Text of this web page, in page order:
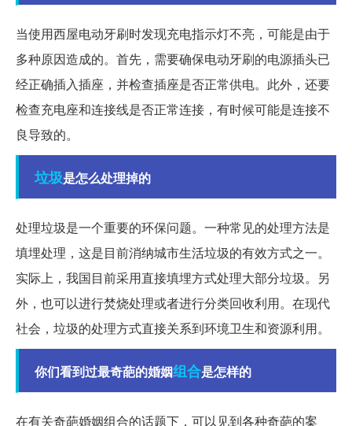
当使用西屋电动牙刷时发现充电指示灯不亮，可能是由于
多种原因造成的。首先，需要确保电动牙刷的电源插头已
经正确插入插座，并检查插座是否正常供电。此外，还要
检查充电座和连接线是否正常连接，有时候可能是连接不
良导致的。
垃圾是怎么处理掉的
处理垃圾是一个重要的环保问题。一种常见的处理方法是
填埋处理，这是目前消纳城市生活垃圾的有效方式之一。
实际上，我国目前采用直接填埋方式处理大部分垃圾。另
外，也可以进行焚烧处理或者进行分类回收利用。在现代
社会，垃圾的处理方式直接关系到环境卫生和资源利用。
你们看到过最奇葩的婚姻组合是怎样的
在有关奇葩婚姻组合的话题下，可以见到各种奇葩的案